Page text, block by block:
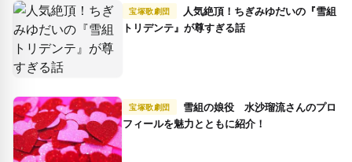
宝塚歌劇団
トリデンテ』が尊すぎる話
宝塚歌劇団
フィールを魅力とともに紹介！